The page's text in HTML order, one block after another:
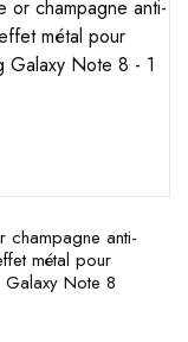
champagne anti-
métal pour
Galaxy Note 8